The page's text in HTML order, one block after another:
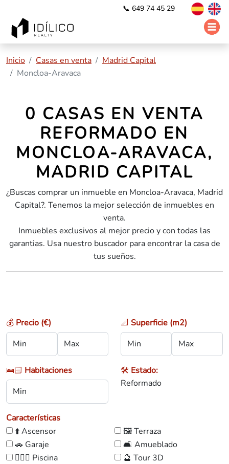
📞 649 74 45 29
Inicio Casas en venta
Madrid Capital
Moncloa-Aravaca
0 CASAS EN VENTA
REFORMADO EN
MONCLOA-ARAVACA,
MADRID CAPITAL
¿Buscas comprar un inmueble en Moncloa-Aravaca, Madrid
Capital?. Tenemos la mejor selección de inmuebles en
venta.
Inmuebles exclusivos al mejor precio y con todas las
garantias. Usa nuestro buscador para encontrar la casa de
tus sueños.
💰 Precio (€) 📐 Superficie (m2)
🛌🏻 Habitaciones 🛠️ Estado:
Reformado
Características
⬆️ Ascensor
🖼️ Terraza
🚗 Garaje
🛋️ Amueblado
🏊🏼‍♀️ Piscina
🔮 Tour 3D